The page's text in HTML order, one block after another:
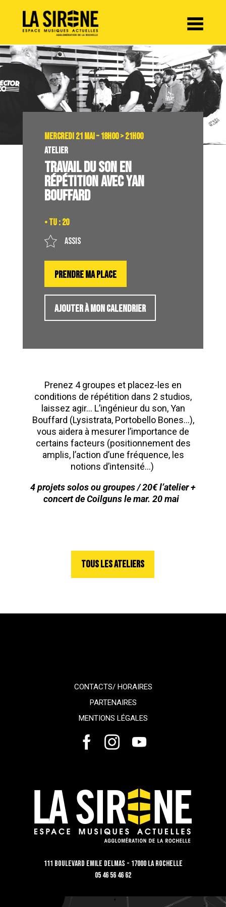
MERCREDI 21 MAI – 18H00 > 21H00
ATELIER
TRAVAIL DU SON EN
RÉPÉTITION AVEC YAN
BOUFFARD
• TU : 20
Assis
PRENDRE MA PLACE
AJOUTER À MON CALENDRIER
Prenez 4 groupes et placez-les en
conditions de répétition dans 2 studios,
laissez agir… L’ingénieur du son, Yan
Bouffard (Lysistrata, Portobello Bones…),
vous aidera à mesurer l’importance de
certains facteurs (positionnement des
amplis, l’action d’une fréquence, les
notions d’intensité…)
4 projets solos ou groupes / 20€ l’atelier +
concert de Coilguns le mar. 20 mai
TOUS LES ATELIERS
CONTACTS/ HORAIRES
PARTENAIRES
MENTIONS LÉGALES
111 Boulevard Emile Delmas - 17000 La Rochelle
05 46 56 46 62